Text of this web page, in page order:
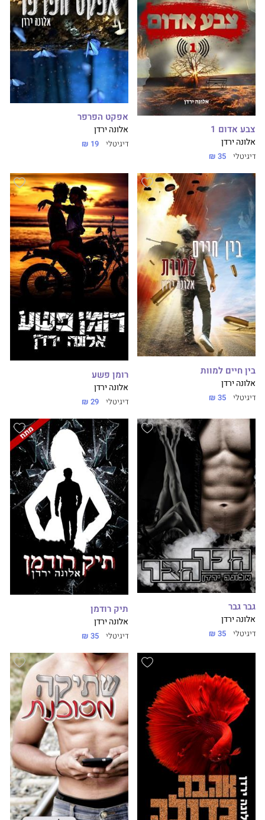
צבע אדום 1
אלונה ירדן
דיגיטלי 35 ₪
אפקט הפרפר
אלונה ירדן
דיגיטלי 19 ₪
בין חיים למוות
אלונה ירדן
דיגיטלי 35 ₪
רומן פשע
אלונה ירדן
דיגיטלי 29 ₪
גבר גבר
אלונה ירדן
דיגיטלי 35 ₪
תיק רודמן
אלונה ירדן
דיגיטלי 35 ₪